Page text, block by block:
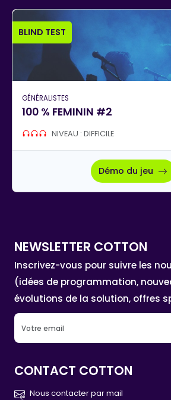
BLIND TEST
GÉNÉRALISTES
100 % FEMININ #2
NIVEAU : DIFFICILE
Démo du jeu
NEWSLETTER COTTON
Inscrivez-vous pour suivre les
(idées de programmation,
évolutions de la solution, offres
CONTACT COTTON
Nous contacter par mail